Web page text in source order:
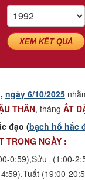
XEM KẾT QUẢ
ngày 6/10/2025
THÂN, tháng ẤT
đạo (bạch hổ hắc
TRONG NGÀY :
0:59),Sửu (1:00-
(19:00-